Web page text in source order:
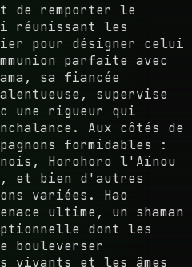
de remporter le
réunissant les
pour désigner celui
parfaite avec
sa fiancée
supervise
une rigueur qui
Aux côtés de
formidables :
Horohoro l'Aïnou
et bien d'autres
variées. Hao
ultime, un shaman
dont les
bouleverser
et les âmes